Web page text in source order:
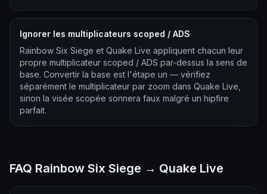
Ignorer les multiplicateurs scoped / ADS
Rainbow Six Siege et Quake Live appliquent chacun leur
propre multiplicateur scoped / ADS par-dessus la sens de
base. Convertir la base est l'étape un — vérifiez
séparément le multiplicateur par zoom dans Quake Live,
sinon la visée scopée sonnera faux malgré un hipfire
parfait.
FAQ Rainbow Six Siege → Quake Live